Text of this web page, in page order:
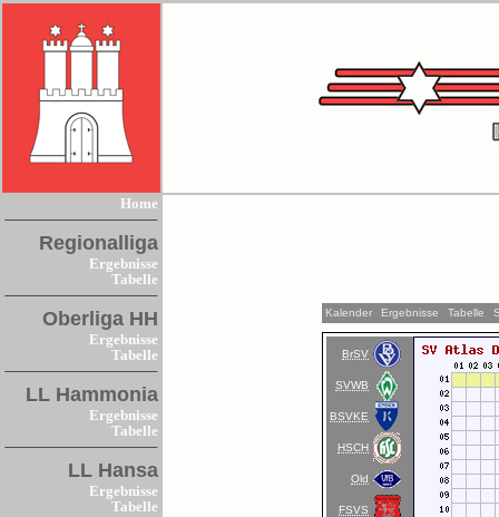
Home
Regionalliga
Ergebnisse
Tabelle
Oberliga HH
Ergebnisse
Tabelle
LL Hammonia
Ergebnisse
Tabelle
LL Hansa
Ergebnisse
Tabelle
Kalender Ergebnisse Tabelle
BrSV
SVWB
BSVKE
HSCH
Old
FSVS